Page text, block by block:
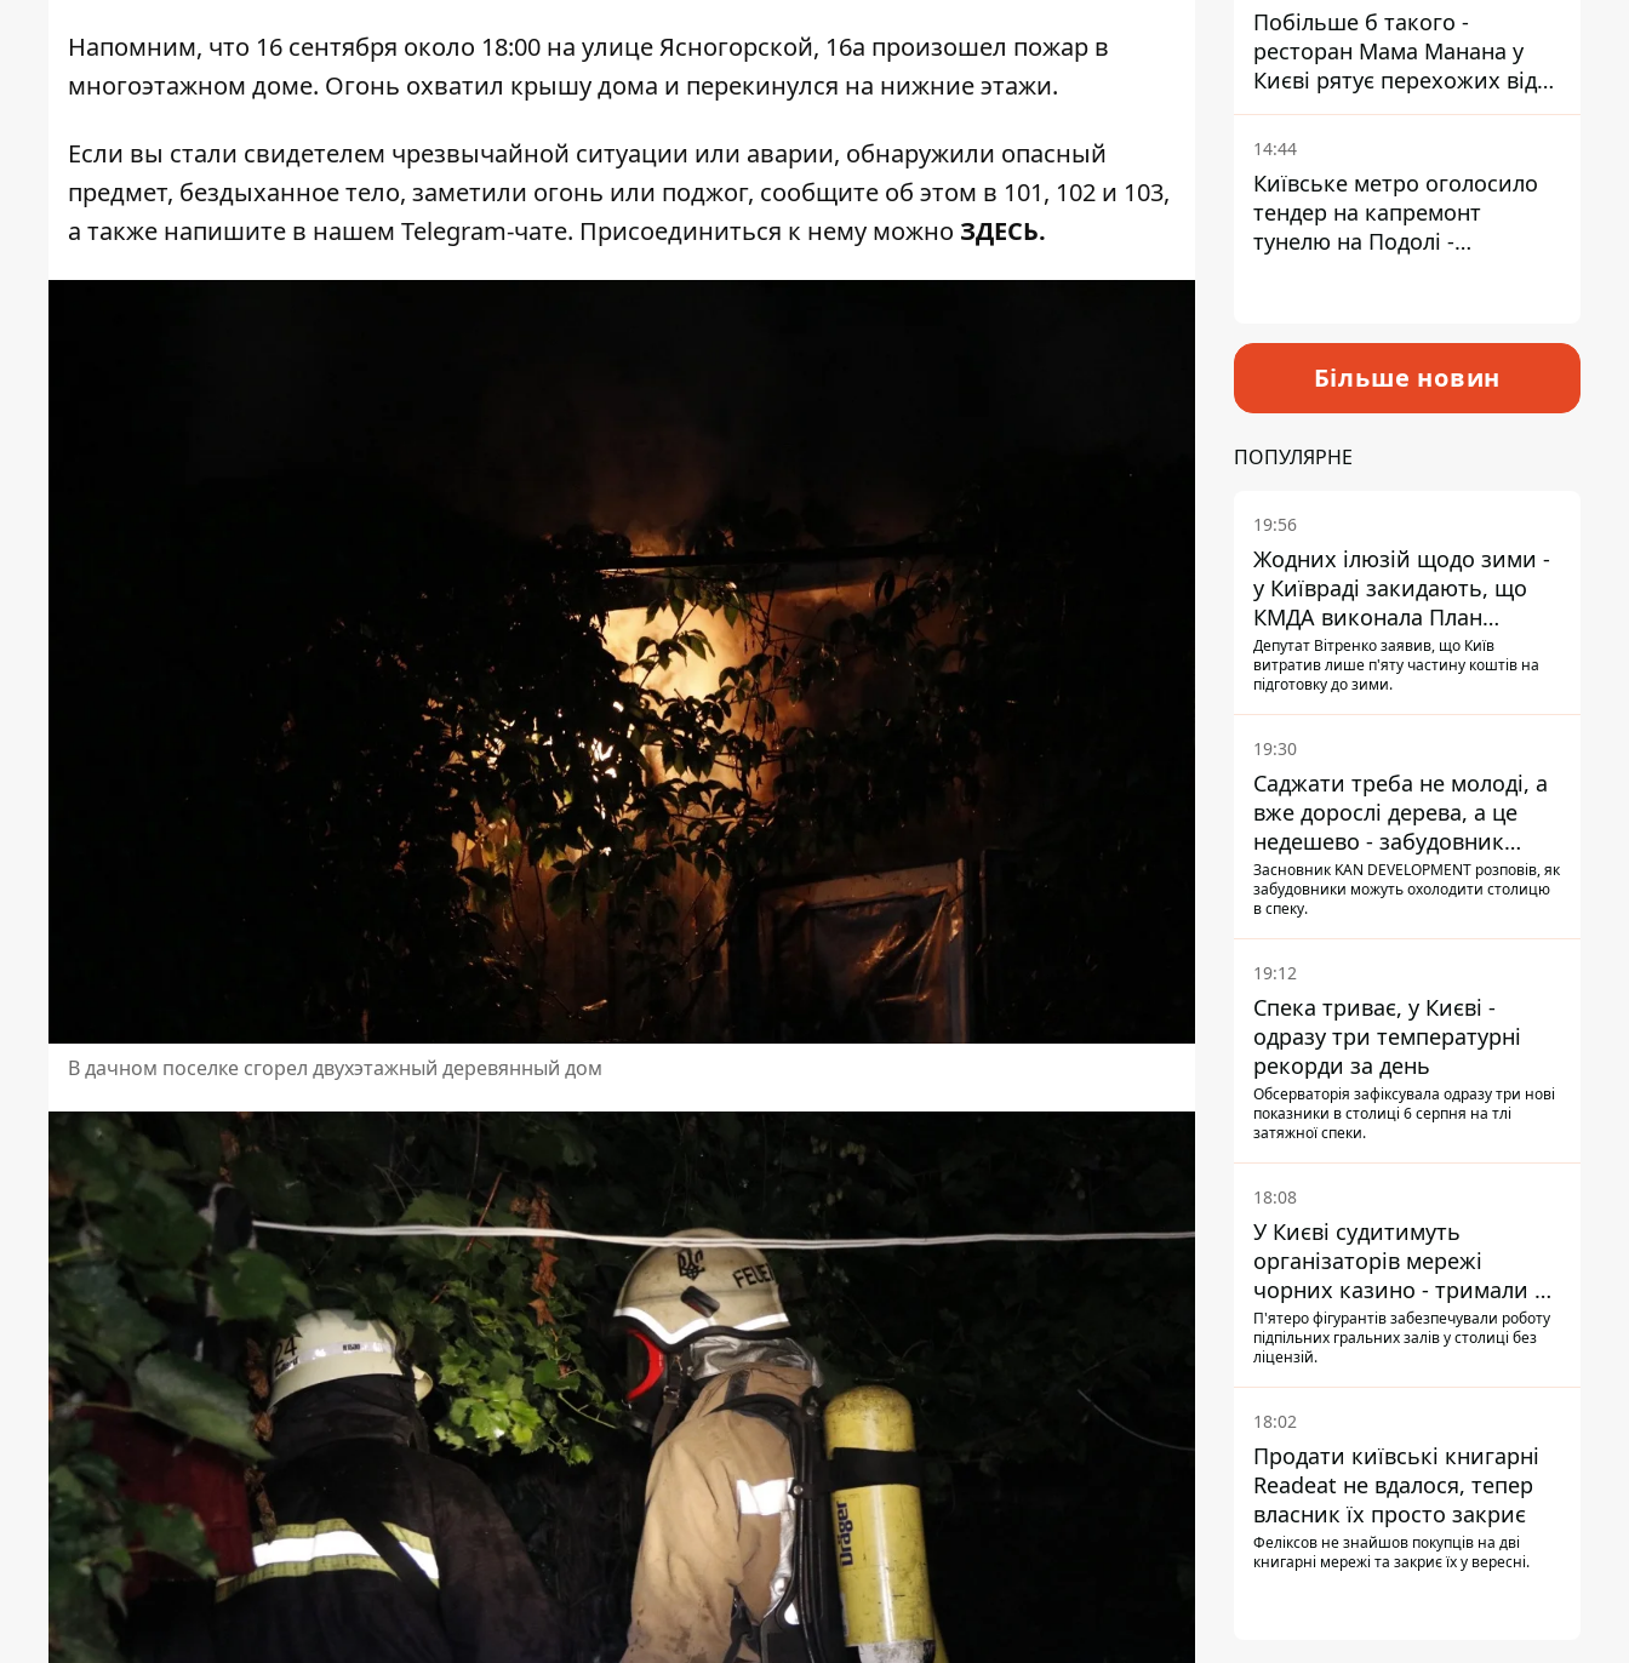
Напомним, что 16 сентября около 18:00 на улице Ясногорской, 16а произошел пожар в
многоэтажном доме. Огонь охватил крышу дома и перекинулся на нижние этажи.
Если вы стали свидетелем чрезвычайной ситуации или аварии, обнаружили опасный
предмет, бездыханное тело, заметили огонь или поджог, сообщите об этом в 101, 102 и 103,
а также напишите в нашем Telegram-чате. Присоединиться к нему можно ЗДЕСЬ.
В дачном поселке сгорел двухэтажный деревянный дом
Побільше б такого -
ресторан Мама Манана у
Києві рятує перехожих від
спеки
14:44
Київське метро оголосило
тендер на капремонт
тунелю на Подолі -
Більше новин
ПОПУЛЯРНЕ
19:56
Жодних ілюзій щодо зими -
у Київраді закидають, що
КМДА виконала План
стійкості на 20%
Депутат Вітренко заявив, що Київ
витратив лише п'яту частину коштів на
підготовку до зими.
19:30
Саджати треба не молоді, а
вже дорослі дерева, а це
недешево - забудовник
Ніконов
Засновник KAN DEVELOPMENT розповів, як
забудовники можуть охолодити столицю
в спеку.
19:12
Спека триває, у Києві -
одразу три температурні
рекорди за день
Обсерваторія зафіксувала одразу три нові
показники в столиці 6 серпня на тлі
затяжної спеки.
18:08
У Києві судитимуть
організаторів мережі
чорних казино - тримали 39
закладів
П'ятеро фігурантів забезпечували роботу
підпільних гральних залів у столиці без
ліцензій.
18:02
Продати київські книгарні
Readeat не вдалося, тепер
власник їх просто закриє
Феліксов не знайшов покупців на дві
книгарні мережі та закриє їх у вересні.